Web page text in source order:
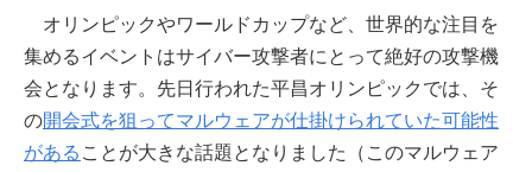
オリンピックやワールドカップなど、世界的な注目を
集めるイベントはサイバー攻撃者にとって絶好の攻撃機
会となります。先日行われた平昌オリンピックでは、そ
の開会式を狙ってマルウェアが仕掛けられていた可能性
がある ことが大きな話題となりました（このマルウェア